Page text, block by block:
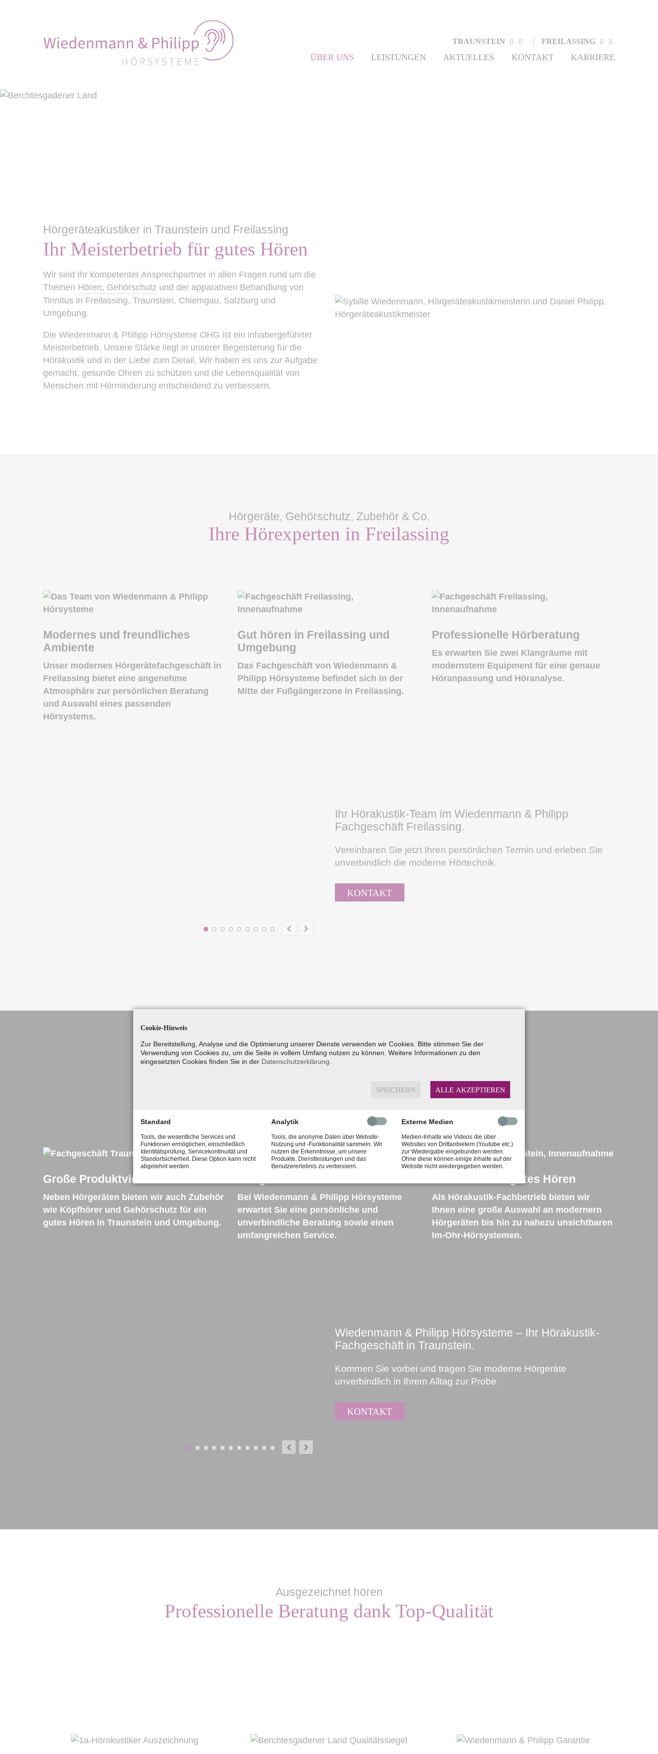
TRAUNSTEIN FREILASSING
ÜBER UNS LEISTUNGEN AKTUELLES KONTAKT KARRIERE
Hörgeräteakustiker in Traunstein und Freilassing
Ihr Meisterbetrieb für gutes Hören
Wir sind Ihr kompetenter Ansprechpartner in allen Fragen rund um die
Themen Hören, Gehörschutz und der apparativen Behandlung von
Tinnitus in Freilassing, Traunstein, Chiemgau, Salzburg und
Umgebung.
Die Wiedenmann & Philipp Hörsysteme OHG ist ein inhabergeführter
Meisterbetrieb. Unsere Stärke liegt in unserer Begeisterung für die
Hörakustik und in der Liebe zum Detail. Wir haben es uns zur Aufgabe
gemacht, gesunde Ohren zu schützen und die Lebensqualität von
Menschen mit Hörminderung entscheidend zu verbessern.
Hörgeräte, Gehörschutz, Zubehör & Co.
Ihre Hörexperten in Freilassing
Modernes und freundliches
Ambiente
Unser modernes Hörgerätefachgeschäft in
Freilassing bietet eine angenehme
Atmosphäre zur persönlichen Beratung
und Auswahl eines passenden
Hörsystems.
Gut hören in Freilassing und
Umgebung
Das Fachgeschäft von Wiedenmann &
Philipp Hörsysteme befindet sich in der
Mitte der Fußgängerzone in Freilassing.
Professionelle Hörberatung
Es erwarten Sie zwei Klangräume mit
modernstem Equipment für eine genaue
Höranpassung und Höranalyse.
Ihr Hörakustik-Team im Wiedenmann & Philipp
Fachgeschäft Freilassing.
Vereinbaren Sie jetzt Ihren persönlichen Termin und erleben Sie
unverbindlich die moderne Hörtechnik.
KONTAKT
Gutes Hören mit Hörgeräten in Traunstein
Große Produktvielfalt
Neben Hörgeräten bieten wir auch Zubehör
wie Köpfhörer und Gehörschutz für ein
gutes Hören in Traunstein und Umgebung.
Bei Wiedenmann & Philipp Hörsysteme
erwartet Sie eine persönliche und
unverbindliche Beratung sowie einen
umfangreichen Service.
Ihr Partner für gutes Hören
Als Hörakustik-Fachbetrieb bieten wir
Ihnen eine große Auswahl an modernern
Hörgeräten bis hin zu nahezu unsichtbaren
Im-Ohr-Hörsystemen.
Wiedenmann & Philipp Hörsysteme – Ihr Hörakustik-
Fachgeschäft in Traunstein.
Kommen Sie vorbei und tragen Sie moderne Hörgeräte
unverbindlich in Ihrem Alltag zur Probe.
KONTAKT
Ausgezeichnet hören
Professionelle Beratung dank Top-Qualität
Cookie-Hinweis
Zur Bereitstellung, Analyse und die Optimierung unserer Dienste verwenden wir Cookies. Bitte stimmen Sie der
Verwendung von Cookies zu, um die Seite in vollem Umfang nutzen zu können. Weitere Informationen zu den
eingesetzten Cookies finden Sie in der Datenschutzerklärung
SPEICHERN ALLE AKZEPTIEREN
Standard
Tools, die wesentliche Services und
Funktionen ermöglichen, einschließlich
Identitätsprüfung, Servicekontinuität und
Standortsicherheit. Diese Option kann nicht
abgelehnt werden.
Analytik
Tools, die anonyme Daten über Website-
Nutzung und -Funktionalität sammeln. Wir
nutzen die Erkenntnisse, um unsere
Produkte, Dienstleistungen und das
Benutzererlebnis zu verbessern.
Externe Medien
Medien-Inhalte wie Videos die über
Websites von Drittanbietern (Youtube etc.)
zur Wiedergabe eingebunden werden.
Ohne diese können einige Inhalte auf der
Website nicht wiedergegeben werden.